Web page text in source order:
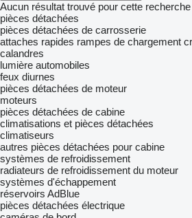
Aucun résultat trouvé pour cette recherche
pièces détachées
pièces détachées de carrosserie
attaches rapides rampes de chargement
calandres
lumière automobiles
feux diurnes
pièces détachées de moteur
moteurs
pièces détachées de cabine
climatisations et pièces détachées
climatiseurs
autres pièces détachées pour cabine
systèmes de refroidissement
radiateurs de refroidissement du moteur
systèmes d'échappement
réservoirs AdBlue
pièces détachées électrique